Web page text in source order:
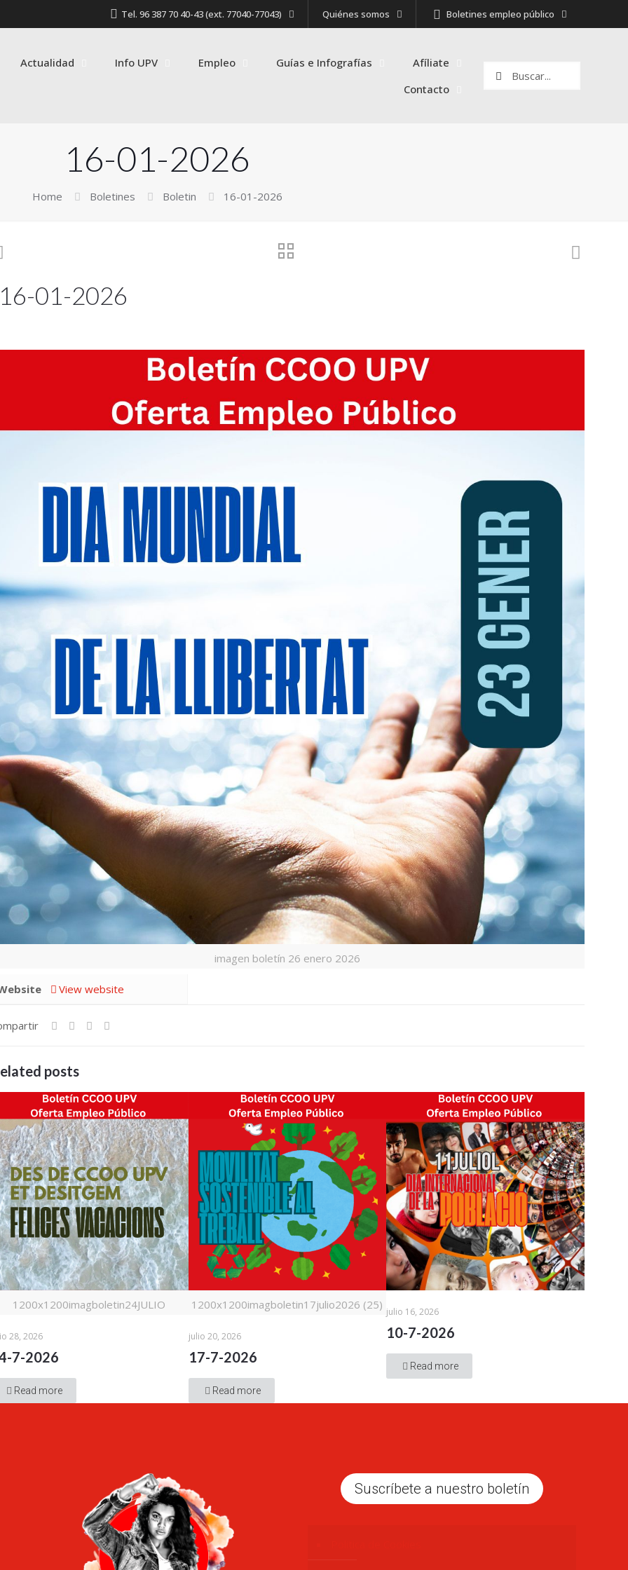
Tel. 96 387 70 40-43 (ext. 77040-77043) Quiénes somos Boletines empleo público
Actualidad Info UPV Empleo Guías e Infografías
Afíliate
Contacto
16-01-2026
Home Boletines Boletin 16-01-2026
01-2026
imagen boletín 26 enero 2026
View website
posts
1200x1200imagboletin24JULIO
28, 2026
7-2026
Read more
1200x1200imagboletin17julio2026 (25)
julio 20, 2026
17-7-2026
Read more
julio 16, 2026
10-7-2026
Read more
Suscríbete a nuestro boletín